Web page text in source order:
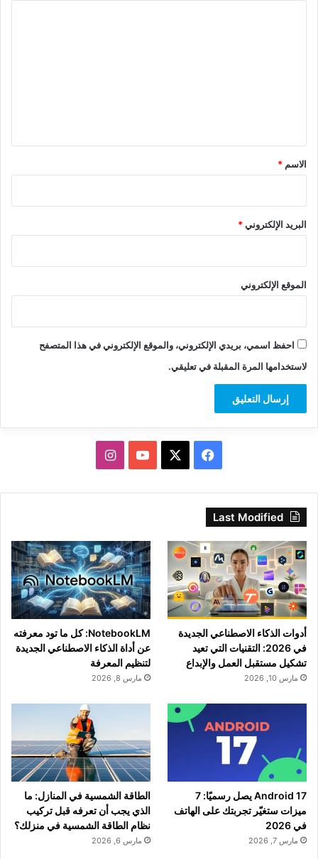
*
الاسم *
البريد الإلكتروني*
الموقع الإلكتروني
احفظ اسمي، بريدي الإلكتروني، والموقع الإلكتروني في هذا المتصفح
لاستخدامها المرة المقبلة في تعليقي.
فيسبوك ‫YouTubeانستقرام
Last Modified
أدوات الذكاء الاصطناعي الجديدة
في 2026: التقنيات التي تعيد
تشكيل مستقبل العمل والإبداع
مارس 10, 2026
NotebookLM: كل ما تود معرفته
عن أداة الذكاء الاصطناعي الجديدة
لتنظيم المعرفة
مارس 8, 2026
Android 17 يصل رسميًا: 7
ميزات ستغيّر تجربتك على الهاتف
في 2026
مارس 7, 2026
الطاقة الشمسية في المنازل: ما
الذي يجب أن تعرفه قبل تركيب
نظام الطاقة الشمسية في منزلك؟
مارس 6, 2026